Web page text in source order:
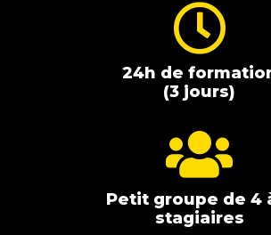

24h de
(3 jours)

Petit groupe de 4
stagiaires